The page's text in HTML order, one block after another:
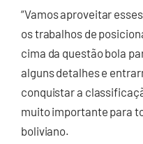
“Vamos aproveitar
os trabalhos de
cima da questão bola
alguns detalhes e
conquistar a
muito importante para
boliviano.